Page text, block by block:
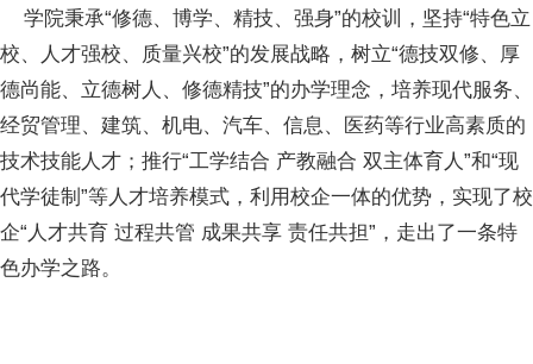
学院秉承“修德、博学、精技、强身”的校训，坚持“特色立
校、人才强校、质量兴校”的发展战略，树立“德技双修、厚
德尚能、立德树人、修德精技”的办学理念，培养现代服务、
经贸管理、建筑、机电、汽车、信息、医药等行业高素质的
技术技能人才；推行“工学结合 产教融合 双主体育人”和“现
代学徒制”等人才培养模式，利用校企一体的优势，实现了校
企“人才共育 过程共管 成果共享 责任共担”，走出了一条特
色办学之路。